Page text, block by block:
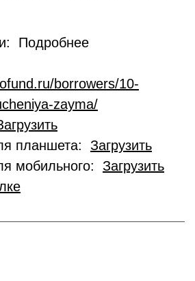
Подробнее
borrowers/10-
zayma/
планшета: Загрузить
мобильного: Загрузить